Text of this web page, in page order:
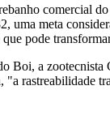
comercial
uma meta
pode
Boi, a
"a rastreabilidade